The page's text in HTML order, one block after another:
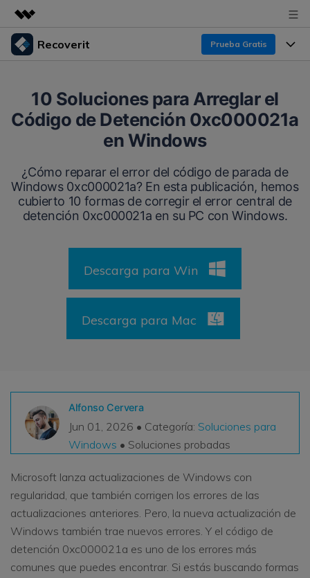
Productos destacados
Utilidades
Empresas
Resumen
Quiénes somos
Sala de prensa
Tienda
Recoverit Prueba Gratis
Recoverit para Windows
Pruébalo Gratis
Recoverit para Mac
Recupera datos ilimitados del sistema Mac
Pruébalo Gratis
Otros Productos
UBackit - Respaldar Datos
Funciones
Recuperar Medios Borrados
Soluciones de Recuperación Exclusivas Nuevo
VER TODAS LAS FUNCIONES
Recursos
Por qué Recoverit
Historias de Clientes
DESCARGAR
10 Soluciones para Arreglar el
Código de Detención 0xc000021a
en Windows
¿Cómo reparar el error del código de parada de
Windows 0xc000021a? En esta publicación, hemos
cubierto 10 formas de corregir el error central de
detención 0xc000021a en su PC con Windows.
Descarga para Win
Descarga para Mac
Alfonso Cervera
Jun 01, 2026 • Categoría: Soluciones para
Windows • Soluciones probadas
Microsoft lanza actualizaciones de Windows con
regularidad, que también corrigen los errores de las
actualizaciones anteriores. Pero, la nueva actualización de
Windows también trae nuevos errores. Y el código de
detención 0xc000021a es uno de los errores más
comunes que puedes encontrar. Si estás buscando formas